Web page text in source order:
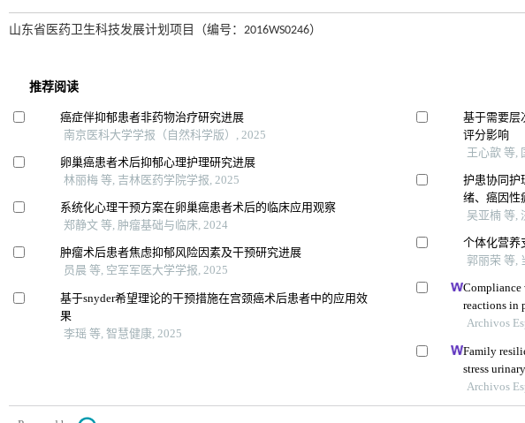
山东省医药卫生科技发展计划项目（编号：2016WS0246）